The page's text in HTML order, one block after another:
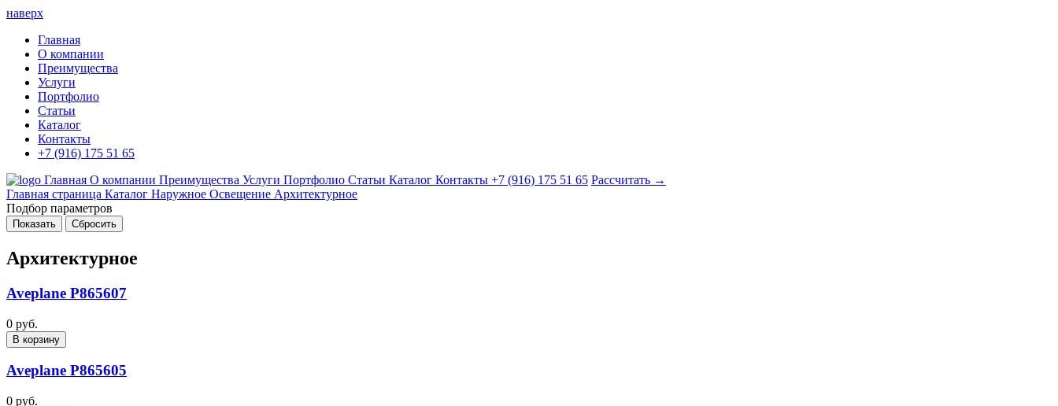
наверх
Главная
О компании
Преимущества
Услуги
Портфолио
Статьи
Каталог
Контакты
+7 (916) 175 51 65
Главная О компании Преимущества Услуги Портфолио Статьи Каталог Контакты +7 (916) 175 51 65 Рассчитать →
Главная страница Каталог Наружное Освещение Архитектурное
Подбор параметров
Архитектурное
Aveplane P865607
0 руб.
В корзину
Aveplane P865605
0 руб.